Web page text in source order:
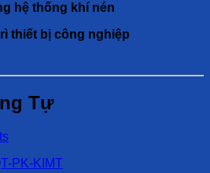
hệ thống khí nén
thiết bị công nghiệp
Tự